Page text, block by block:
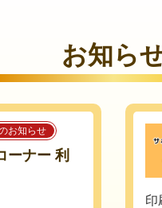
お知ら
お知らせ
ーナー 利
印